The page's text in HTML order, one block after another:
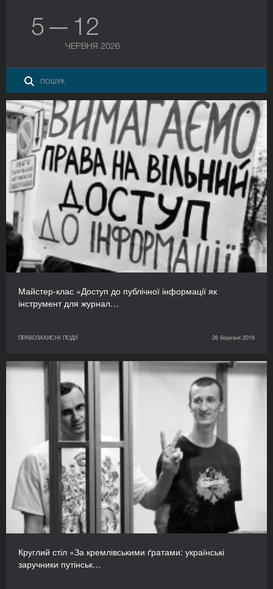
5 — 12
ЧЕРВНЯ 2026
Майстер-клас «Доступ до публічної інформації як
інструмент для журнал…
ПРАВОЗАХИСНІ ПОДІЇ 26 березня 2016
Круглий стіл «За кремлівськими ґратами: українські
заручники путінськ…